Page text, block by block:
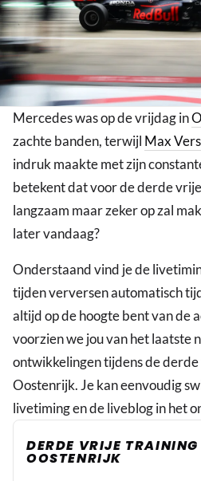
Mercedes was op de vrijdag in
zachte banden, terwijl Max
indruk maakte met zijn
betekent dat voor de derde
langzaam maar zeker op zal
later vandaag?
Onderstaand vind je de
tijden verversen automatisch
altijd op de hoogte bent van de
voorzien we jou van het laatste
ontwikkelingen tijdens de
Oostenrijk. Je kan eenvoudig
livetiming en de liveblog in het
DERDE VRIJE
OOSTENRIJK